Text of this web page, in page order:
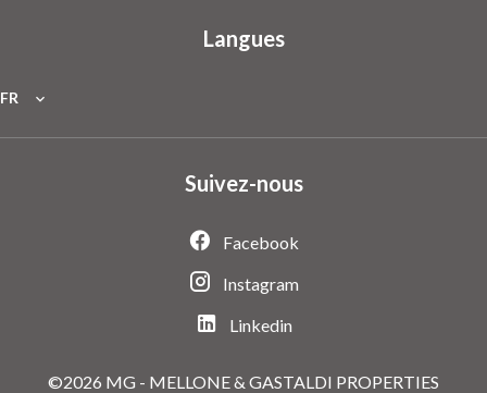
Langues
FR
Suivez-nous
Facebook
Instagram
Linkedin
©2026 MG - MELLONE & GASTALDI PROPERTIES